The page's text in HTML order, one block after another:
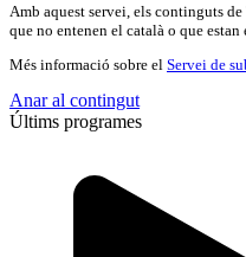
Amb aquest servei, els continguts
que no entenen el català o que estan
Més informació sobre el Servei de
Anar al contingut
Últims programes